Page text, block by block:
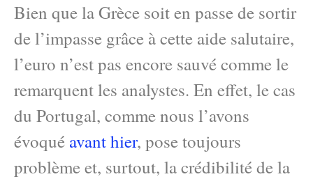
Bien que la Grèce soit en passe de sortir
de l’impasse grâce à cette aide salutaire,
l’euro n’est pas encore sauvé comme le
remarquent les analystes. En effet, le cas
du Portugal, comme nous l’avons
évoqué avant hier, pose toujours
problème et, surtout, la crédibilité de la